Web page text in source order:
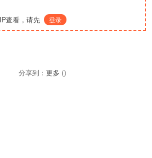
查看，请先 登录
分享到： 更多 ()